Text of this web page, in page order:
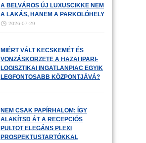
A BELVÁROS ÚJ LUXUSCIKKE NEM
A LAKÁS, HANEM A PARKOLÓHELY
2026-07-29
MIÉRT VÁLT KECSKEMÉT ÉS
VONZÁSKÖRZETE A HAZAI IPARI-
LOGISZTIKAI INGATLANPIAC EGYIK
LEGFONTOSABB KÖZPONTJÁVÁ?
NEM CSAK PAPÍRHALOM: ÍGY
ALAKÍTSD ÁT A RECEPCIÓS
PULTOT ELEGÁNS PLEXI
PROSPEKTUSTARTÓKKAL